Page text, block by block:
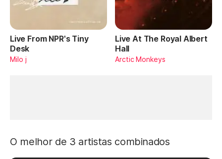
Live From NPR's Tiny
Desk
Milo j
Live At The Royal Albert
Hall
Arctic Monkeys
O melhor de 3 artistas combinados